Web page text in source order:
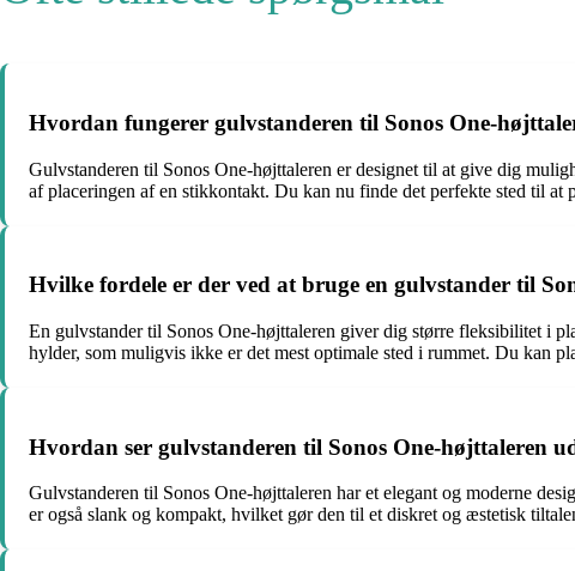
Hvordan fungerer gulvstanderen til Sonos One-
Gulvstanderen til Sonos One-højttaleren er designet til at give dig
af placeringen af en stikkontakt. Du kan nu finde det perfekte sted til at
Hvilke fordele er der ved at bruge en gulvstander til
En gulvstander til Sonos One-højttaleren giver dig større fleksibilitet i
hylder, som muligvis ikke er det mest optimale sted i rummet. Du kan
Hvordan ser gulvstanderen til Sonos One-højttaleren
Gulvstanderen til Sonos One-højttaleren har et elegant og moderne
er også slank og kompakt, hvilket gør den til et diskret og æstetisk